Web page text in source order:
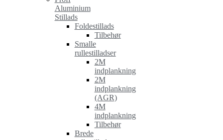
Aluminium
Stillads
Foldestillads
Tilbehør
Smalle
rullestilladser
2M
indplankning
2M
indplankning
(AGR)
4M
indplankning
Tilbehør
Brede